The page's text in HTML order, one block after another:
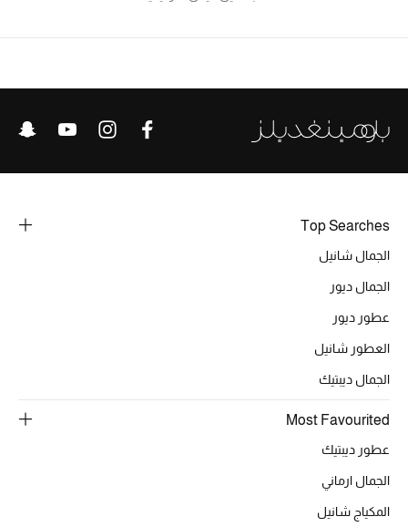
هدايا للنساء
جميع الأحذية النسائية
جميع الحقائب النسائية
موضة نسائية
Top Searches
الجمال شانيل
الجمال ديور
عطور ديور
العطور شانيل
الجمال ديبتيك
Most Favourited
عطور ديبتيك
الجمال ارماني
المكياج شانيل